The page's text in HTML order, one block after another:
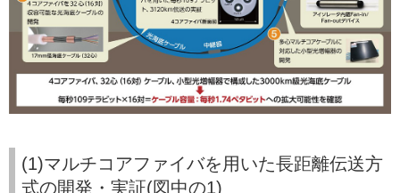
(1)マルチコアファイバを用いた長距離伝送方
式の開発・実証(図中の1)